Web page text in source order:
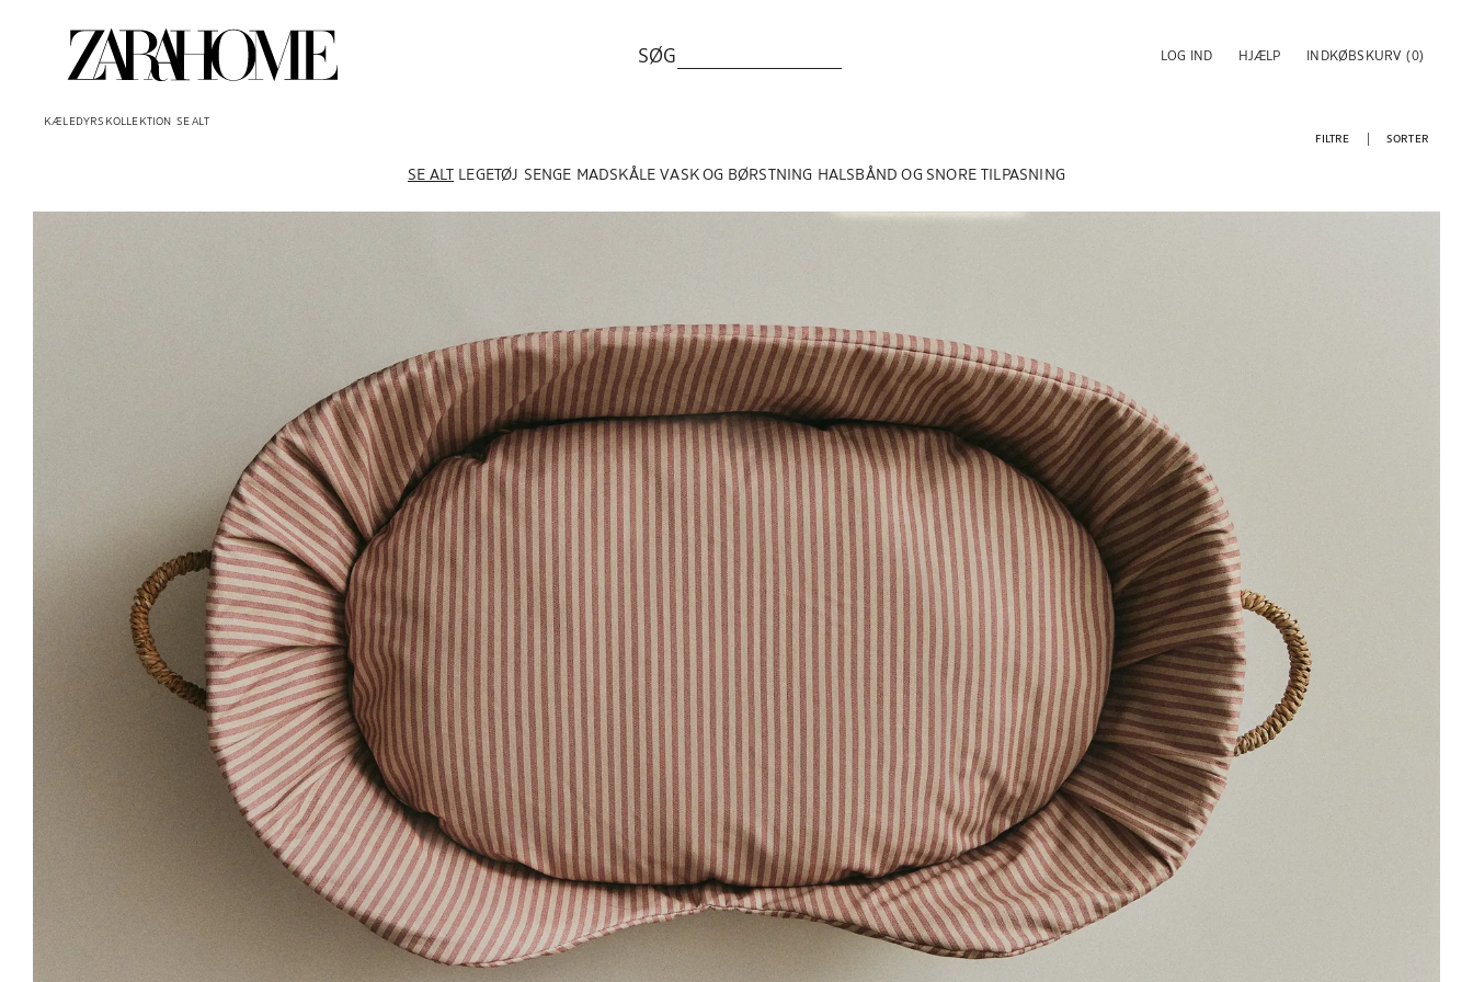
SØG LOG IND HJÆLP INDKØBSKURV (0)
KÆLEDYRSKOLLEKTION SE ALT
SE ALT LEGETØJ SENGE MADSKÅLE VASK OG BØRSTNING HALSBÅND OG SNORE TILPASNING
FILTRE SORTER